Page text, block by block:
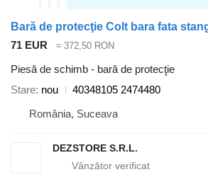
71 EUR ≈ 372,50 RON
Piesă de schimb - bară de protecţie
Stare nou
40348105 2474480
România, Suceava
DEZSTORE S.R.L.